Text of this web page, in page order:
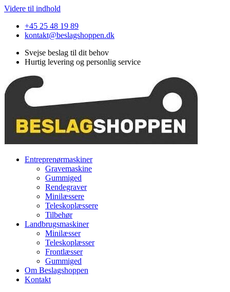
Videre til indhold
+45 25 48 19 89
kontakt@beslagshoppen.dk
Svejse beslag til dit behov
Hurtig levering og personlig service
Entreprenørmaskiner
Gravemaskine
Gummiged
Rendegraver
Minilæssere
Teleskoplæssere
Tilbehør
Landbrugsmaskiner
Minilæsser
Teleskoplæsser
Frontlæsser
Gummiged
Om Beslagshoppen
Kontakt